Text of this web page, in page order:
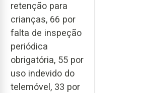
retenção para
crianças, 66 por
falta de inspeção
periódica
obrigatória, 55 por
uso indevido do
telemóvel, 33 por